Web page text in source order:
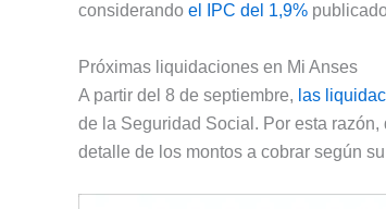
considerando el IPC del 1,9%
Próximas liquidaciones en Mi Anses
A partir del 8 de septiembre, las
de la Seguridad Social. Por esta
detalle de los montos a cobrar según